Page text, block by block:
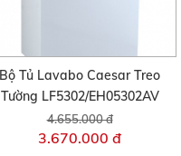
Bộ Tủ Lavabo Caesar Treo
Tường LF5302/EH05302AV
4.655.000 đ
3.670.000 đ